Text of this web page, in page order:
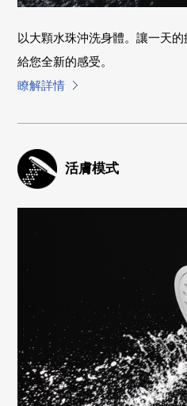
以大顆水珠沖洗身體。讓一天
給您全新的感受。
瞭解詳情
活膚模式